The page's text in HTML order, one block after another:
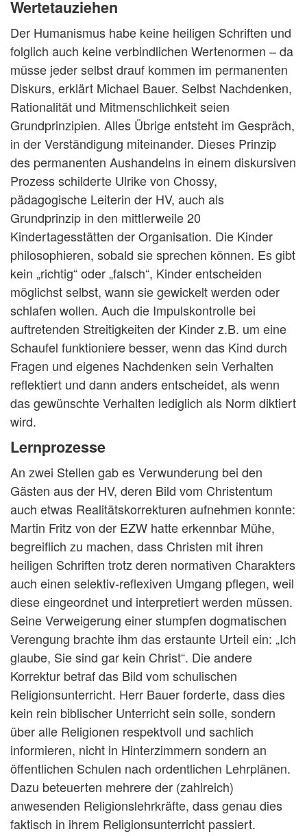
Wertetauziehen
Der Humanismus habe keine heiligen Schriften und
folglich auch keine verbindlichen Wertenormen – da
müsse jeder selbst drauf kommen im permanenten
Diskurs, erklärt Michael Bauer. Selbst Nachdenken,
Rationalität und Mitmenschlichkeit seien
Grundprinzipien. Alles Übrige entsteht im Gespräch,
in der Verständigung miteinander. Dieses Prinzip
des permanenten Aushandelns in einem diskursiven
Prozess schilderte Ulrike von Chossy,
pädagogische Leiterin der HV, auch als
Grundprinzip in den mittlerweile 20
Kindertagesstätten der Organisation. Die Kinder
philosophieren, sobald sie sprechen können. Es gibt
kein „richtig“ oder „falsch“, Kinder entscheiden
möglichst selbst, wann sie gewickelt werden oder
schlafen wollen. Auch die Impulskontrolle bei
auftretenden Streitigkeiten der Kinder z.B. um eine
Schaufel funktioniere besser, wenn das Kind durch
Fragen und eigenes Nachdenken sein Verhalten
reflektiert und dann anders entscheidet, als wenn
das gewünschte Verhalten lediglich als Norm diktiert
wird.
Lernprozesse
An zwei Stellen gab es Verwunderung bei den
Gästen aus der HV, deren Bild vom Christentum
auch etwas Realitätskorrekturen aufnehmen konnte:
Martin Fritz von der EZW hatte erkennbar Mühe,
begreiflich zu machen, dass Christen mit ihren
heiligen Schriften trotz deren normativen Charakters
auch einen selektiv-reflexiven Umgang pflegen, weil
diese eingeordnet und interpretiert werden müssen.
Seine Verweigerung einer stumpfen dogmatischen
Verengung brachte ihm das erstaunte Urteil ein: „Ich
glaube, Sie sind gar kein Christ“. Die andere
Korrektur betraf das Bild vom schulischen
Religionsunterricht. Herr Bauer forderte, dass dies
kein rein biblischer Unterricht sein solle, sondern
über alle Religionen respektvoll und sachlich
informieren, nicht in Hinterzimmern sondern an
öffentlichen Schulen nach ordentlichen Lehrplänen.
Dazu beteuerten mehrere der (zahlreich)
anwesenden Religionslehrkräfte, dass genau dies
faktisch in ihrem Religionsunterricht passiert.